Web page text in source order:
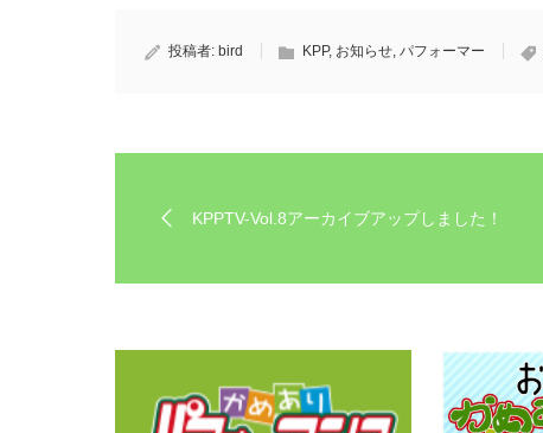
投稿者: bird KPP, お知らせ, パフォーマー
KPPTV-Vol.8アーカイブアップしました！